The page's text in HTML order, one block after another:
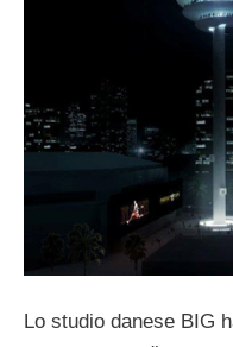
Lo studio danese BIG